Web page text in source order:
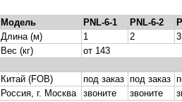
Модель PNL-6-1 PNL-6-2
Длина (м)
1 2
3
Вес (кг)
от 143
Китай (FOB) под заказ под заказ
Россия, г. Москва
звоните звоните